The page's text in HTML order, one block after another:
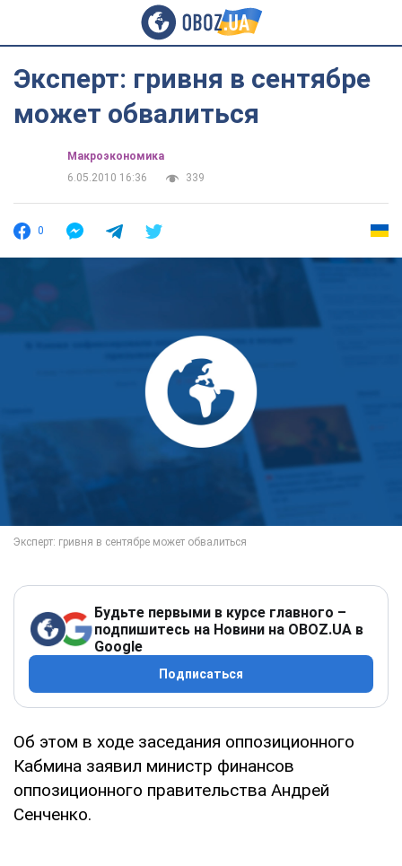
Эксперт: гривня в сентябре
может обвалиться
Mакроэкономика
6.05.2010 16:36
339
0
Будьте первыми в курсе главного –
подпишитесь на Новини на OBOZ.UA в
Google
Подписаться
Об этом в ходе заседания оппозиционного
Кабмина заявил министр финансов
оппозиционного правительства Андрей
Сенченко.